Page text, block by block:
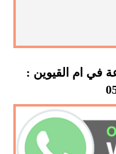
في ام القيوين :